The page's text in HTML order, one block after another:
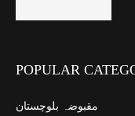
POPULAR
مقبوضہ بلوچستان